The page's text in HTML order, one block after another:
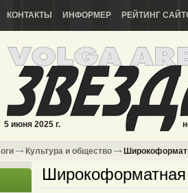
КОНТАКТЫ ИНФОРМЕР РЕЙТИНГ
5 июня 2025 г.
Культура и общество
Широкоформатная